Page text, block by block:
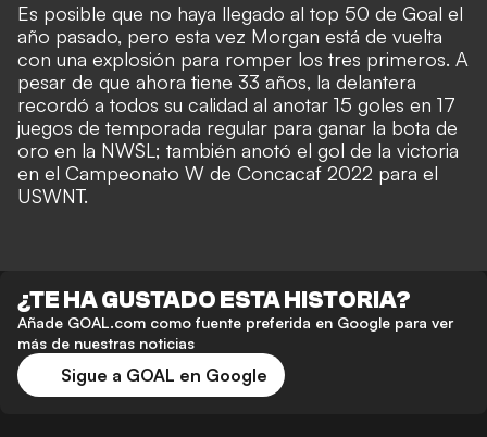
Es posible que no haya llegado al top 50 de Goal el
año pasado, pero esta vez Morgan está de vuelta
con una explosión para romper los tres primeros. A
pesar de que ahora tiene 33 años, la delantera
recordó a todos su calidad al anotar 15 goles en 17
juegos de temporada regular para ganar la bota de
oro en la NWSL; también anotó el gol de la victoria
en el Campeonato W de Concacaf 2022 para el
USWNT.
¿TE HA GUSTADO ESTA HISTORIA?
Añade GOAL.com como fuente preferida en Google para ver
más de nuestras noticias
Sigue a GOAL en Google